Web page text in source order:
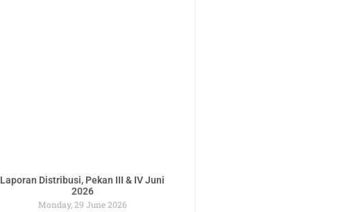
Laporan Distribusi, Pekan III & IV Juni
2026
Monday, 29 June 2026